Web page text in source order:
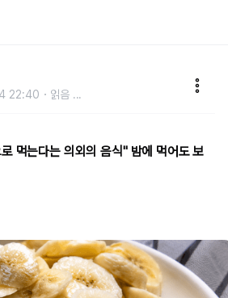
22:40 읽음 ...
먹는다는 의외의 음식" 밤에 먹어도 보